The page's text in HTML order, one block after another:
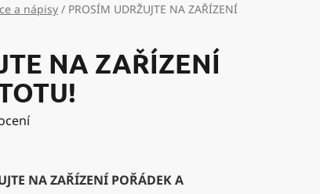
a nápisy / PROSÍM UDRŽUJTE NA ZAŘÍZENÍ
NA ZAŘÍZENÍ
NA ZAŘÍZENÍ POŘÁDEK A